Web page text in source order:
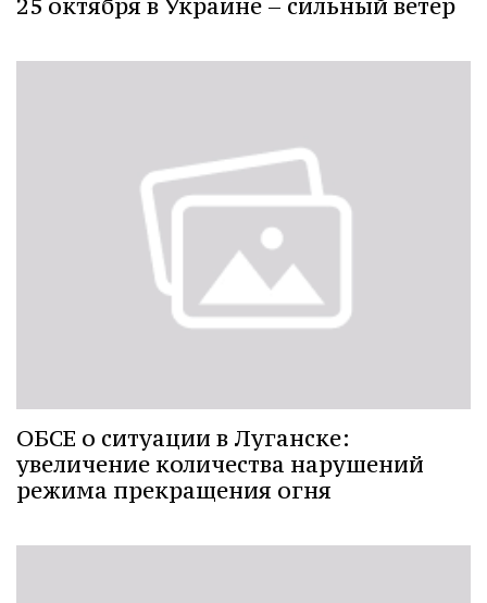
ОБСЕ о ситуации в Луганске:
увеличение количества нарушений
режима прекращения огня